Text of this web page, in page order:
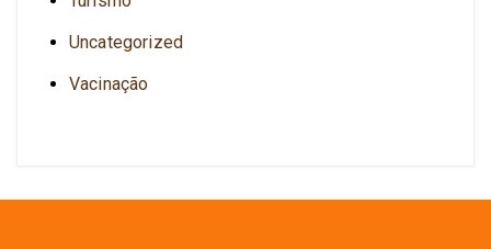
Uncategorized
Vacinação